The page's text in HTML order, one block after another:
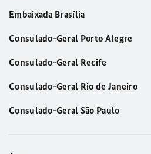
Embaixada Brasília
Consulado-Geral Porto Alegre
Consulado-Geral Recife
Consulado-Geral Rio de Janeiro
Consulado-Geral São Paulo